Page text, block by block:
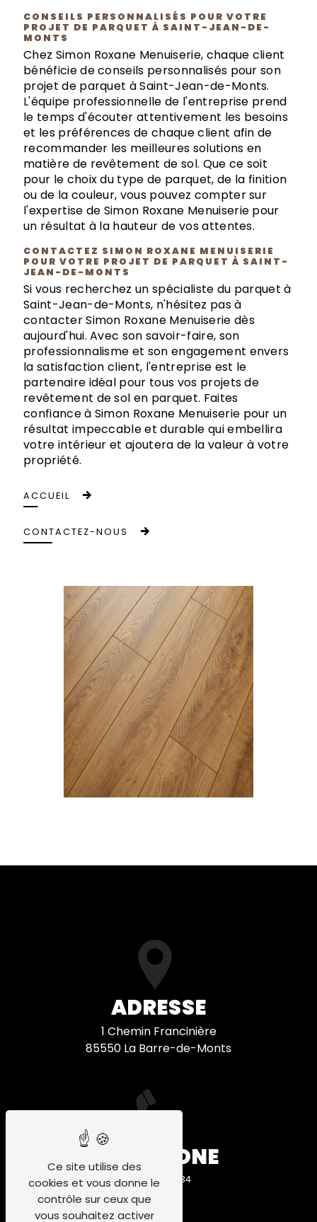
CONSEILS PERSONNALISÉS POUR VOTRE
PROJET DE PARQUET À SAINT-JEAN-DE-
MONTS
Chez Simon Roxane Menuiserie, chaque client
bénéficie de conseils personnalisés pour son
projet de parquet à Saint-Jean-de-Monts.
L'équipe professionnelle de l'entreprise prend
le temps d'écouter attentivement les besoins
et les préférences de chaque client afin de
recommander les meilleures solutions en
matière de revêtement de sol. Que ce soit
pour le choix du type de parquet, de la finition
ou de la couleur, vous pouvez compter sur
l'expertise de Simon Roxane Menuiserie pour
un résultat à la hauteur de vos attentes.
CONTACTEZ SIMON ROXANE MENUISERIE
POUR VOTRE PROJET DE PARQUET À SAINT-
JEAN-DE-MONTS
Si vous recherchez un spécialiste du parquet à
Saint-Jean-de-Monts, n'hésitez pas à
contacter Simon Roxane Menuiserie dès
aujourd'hui. Avec son savoir-faire, son
professionnalisme et son engagement envers
la satisfaction client, l'entreprise est le
partenaire idéal pour tous vos projets de
revêtement de sol en parquet. Faites
confiance à Simon Roxane Menuiserie pour un
résultat impeccable et durable qui embellira
votre intérieur et ajoutera de la valeur à votre
propriété.
ACCUEIL
CONTACTEZ-NOUS
ADRESSE
1 Chemin Francinière
85550 La Barre-de-Monts
TÉLÉPHONE
06 58 68 89 34
Ce site utilise des
cookies et vous donne le
contrôle sur ceux que
vous souhaitez activer